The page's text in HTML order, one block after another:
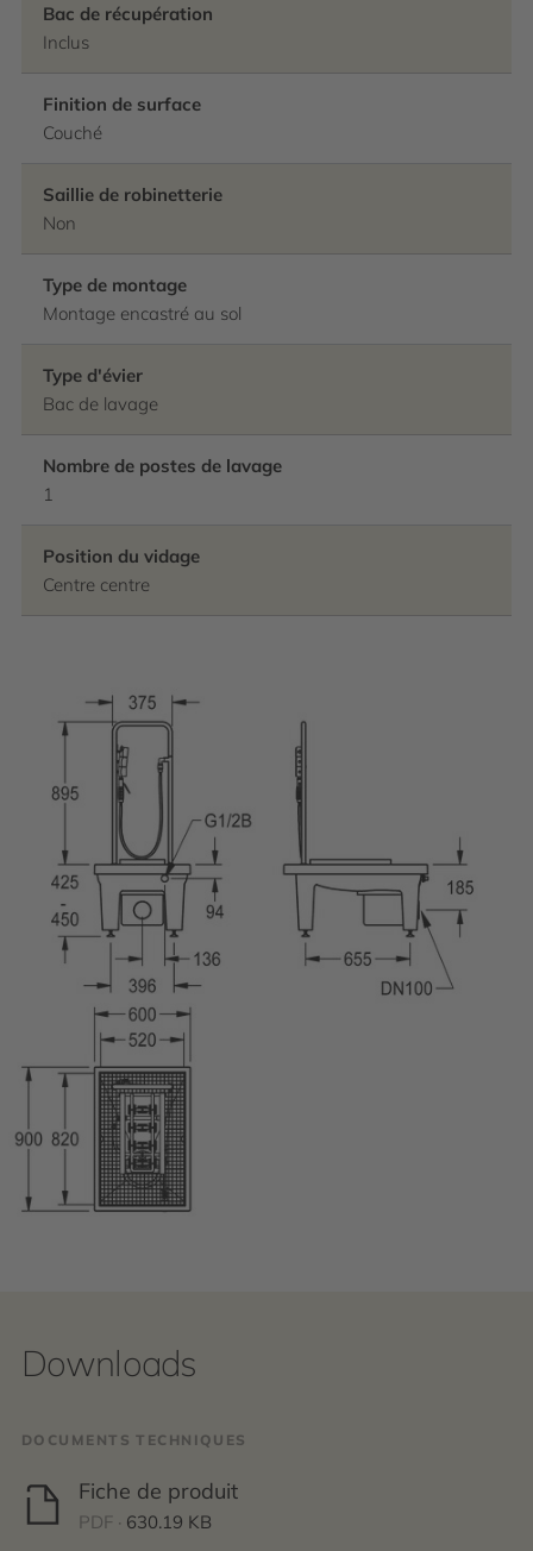
Bac de récupération
Inclus
Finition de surface
Couché
Saillie de robinetterie
Non
Type de montage
Montage encastré au sol
Type d'évier
Bac de lavage
Nombre de postes de lavage
1
Position du vidage
Centre centre
Downloads
DOCUMENTS TECHNIQUES
Fiche de produit
PDF · 630.19 KB